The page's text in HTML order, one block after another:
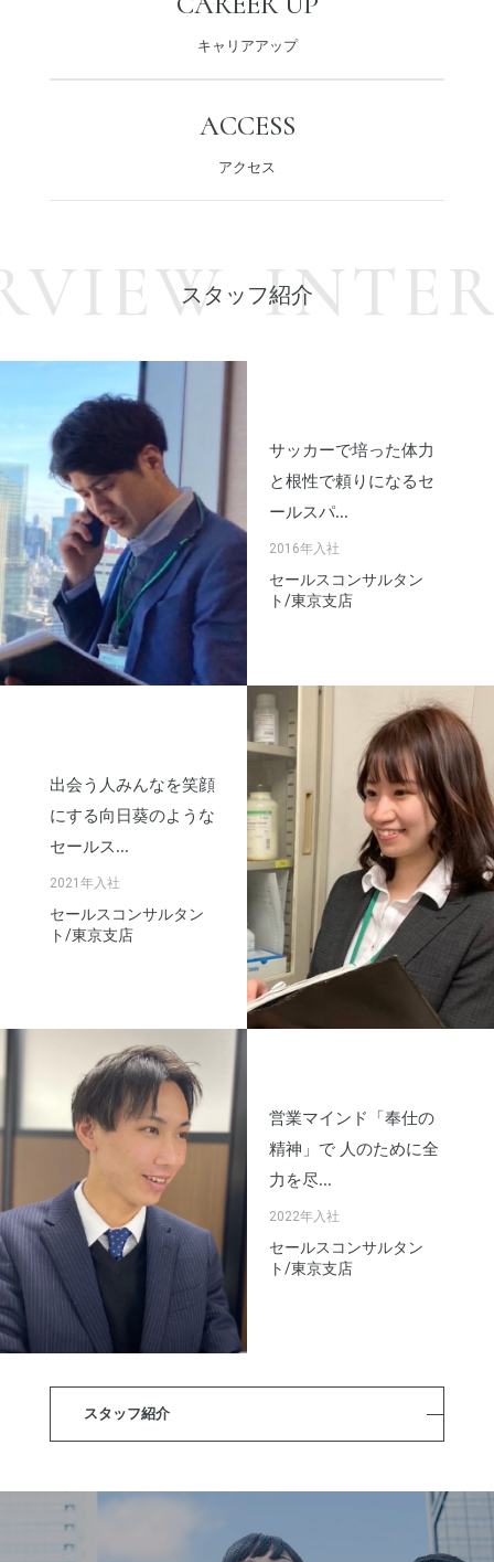
キャリアアップ
ACCESS
アクセス
スタッフ紹介
サッカーで培った体力
と根性で頼りになるセ
ールスパ...
2016年入社
セールスコンサルタン
ト/東京支店
出会う人みんなを笑顔
にする向日葵のような
セールス...
2021年入社
セールスコンサルタン
ト/東京支店
営業マインド「奉仕の
精神」で 人のために全
力を尽...
2022年入社
セールスコンサルタン
ト/東京支店
スタッフ紹介